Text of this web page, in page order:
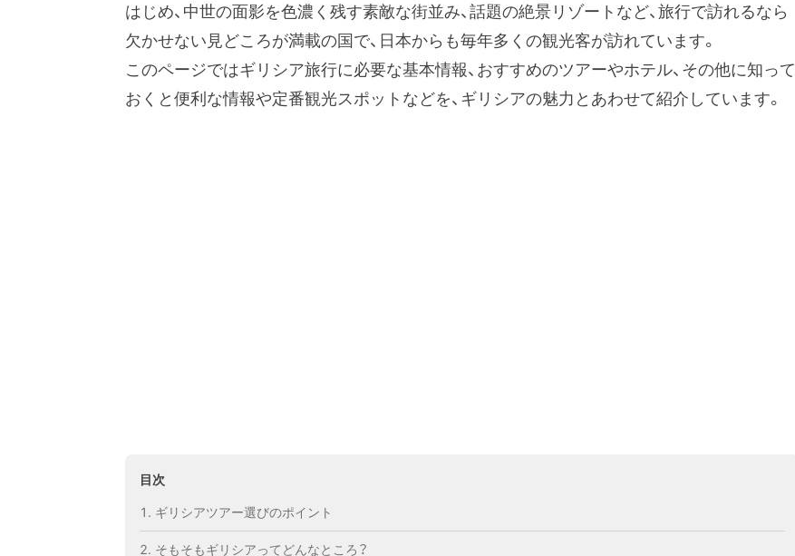
はじめ、中世の面影を色濃く残す素敵な街並み、話題の絶景リゾートなど、旅行で訪れるなら
欠かせない見どころが満載の国で、日本からも毎年多くの観光客が訪れています。
このページではギリシア旅行に必要な基本情報、おすすめのツアーやホテル、その他に知って
おくと便利な情報や定番観光スポットなどを、ギリシアの魅力とあわせて紹介しています。
目次
ギリシアツアー選びのポイント
そもそもギリシアってどんなところ？